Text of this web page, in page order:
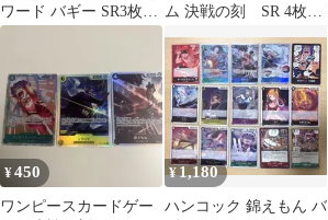
ワード バギー SR3枚セ
ット
ム 決戦の刻 SR 4枚セ
¥450
ワンピースカードゲー
¥1,180
ハンコック 錦えもん バ